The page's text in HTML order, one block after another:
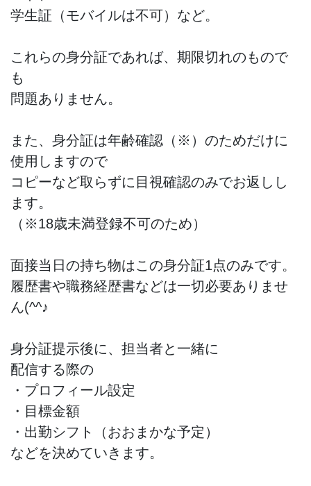
学生証（モバイルは不可）など。
これらの身分証であれば、期限切れのもので
も
問題ありません。
また、身分証は年齢確認（※）のためだけに
使用しますので
コピーなど取らずに目視確認のみでお返しし
ます。
（※18歳未満登録不可のため）
面接当日の持ち物はこの身分証1点のみです。
履歴書や職務経歴書などは一切必要ありませ
ん(^^♪
身分証提示後に、担当者と一緒に
配信する際の
・プロフィール設定
・目標金額
・出勤シフト（おおまかな予定）
などを決めていきます。